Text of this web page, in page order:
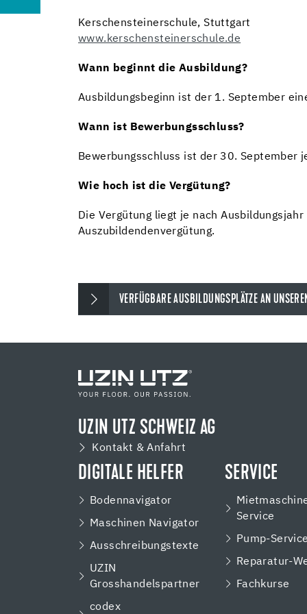
Kerschensteinerschule, Stuttgart
www.kerschensteinerschule.de
Wann beginnt die Ausbildung?
Ausbildungsbeginn ist der 1. September
Wann ist Bewerbungsschluss?
Bewerbungsschluss ist der 30. September
Wie hoch ist die Vergütung?
Die Vergütung liegt je nach
Auszubildendenvergütung.
VERFÜGBARE AUSBILDUNGSPLÄTZE AN
UZIN UTZ SCHWEIZ AG
Kontakt & Anfahrt
DIGITALE HELFER
Bodennavigator
Maschinen Navigator
Ausschreibungstexte
UZIN
Grosshandelspartner
codex
SERVICE
Service
Pump-
Reparatur-
Fachkurse